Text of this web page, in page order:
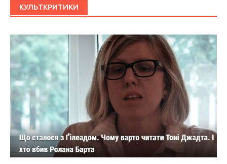
КУЛЬТКРИТИКИ